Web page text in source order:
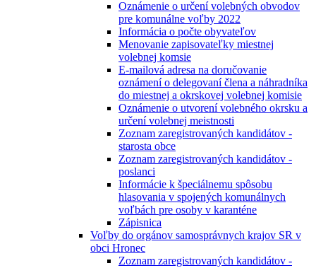
Oznámenie o určení volebných obvodov
pre komunálne voľby 2022
Informácia o počte obyvateľov
Menovanie zapisovateľky miestnej
volebnej komsie
E-mailová adresa na doručovanie
oznámení o delegovaní člena a náhradníka
do miestnej a okrskovej volebnej komisie
Oznámenie o utvorení volebného okrsku a
určení volebnej meistnosti
Zoznam zaregistrovaných kandidátov -
starosta obce
Zoznam zaregistrovaných kandidátov -
poslanci
Informácie k špeciálnemu spôsobu
hlasovania v spojených komunálnych
voľbách pre osoby v karanténe
Zápisnica
Voľby do orgánov samosprávnych krajov SR v
obci Hronec
Zoznam zaregistrovaných kandidátov -